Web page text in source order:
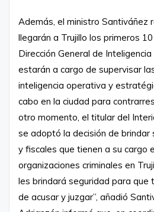
Además, el ministro Santiváñez
llegarán a Trujillo los primeros
Dirección General de
estarán a cargo de supervisar
inteligencia operativa y
cabo en la ciudad para
otro momento, el titular del
se adoptó la decisión de brindar
y fiscales que tienen a su cargo
organizaciones criminales en
les brindará seguridad para que
de acusar y juzgar”, añadió